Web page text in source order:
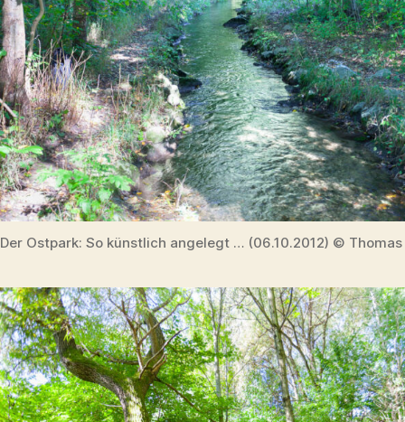
Der Ostpark: So künstlich angelegt … (06.10.2012) ©